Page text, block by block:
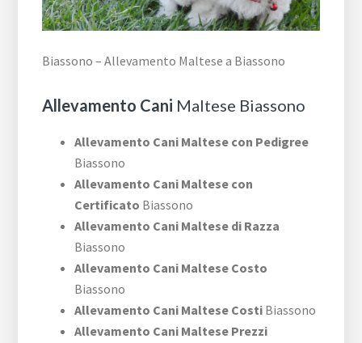
Biassono – Allevamento Maltese a Biassono
Allevamento Cani Maltese Biassono
Allevamento Cani Maltese con Pedigree
Biassono
Allevamento Cani Maltese con
Certificato Biassono
Allevamento Cani Maltese di Razza
Biassono
Allevamento Cani Maltese Costo
Biassono
Allevamento Cani Maltese Costi Biassono
Allevamento Cani Maltese Prezzi